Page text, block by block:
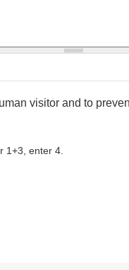
visitor and to
1+3, enter 4.